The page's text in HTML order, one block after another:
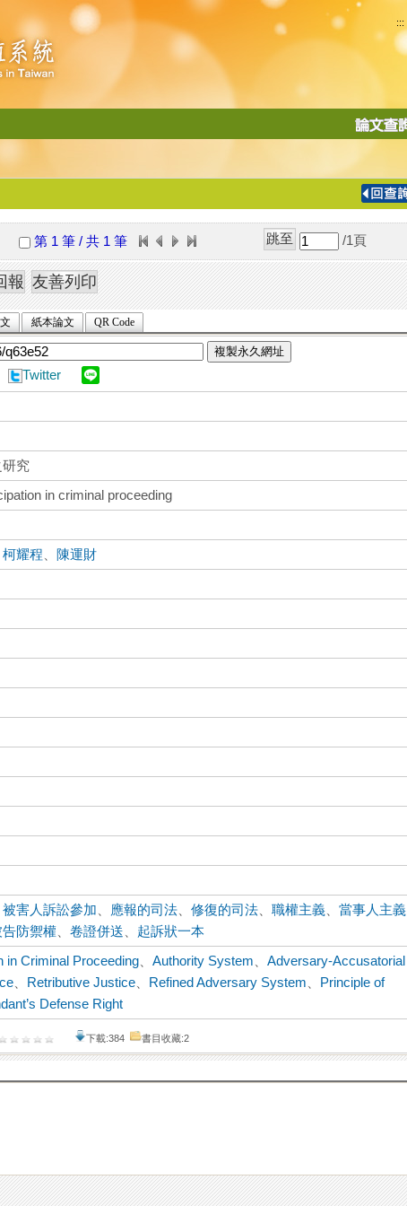
:::
導
第 1 筆 / 共 1 筆 /1 頁
紙本論文 QR Code
複製永久網址
Twitter
研究
in criminal proceeding
柯耀程
陳運財
被害人訴訟參加 應報的司法 、修復的司法 、職權主義 、當事人主義
告防禦權 、卷證併送
起訴狀一本
in Criminal Proceeding 、Authority System 、Adversary-Accusatorial
Retributive Justice Refined Adversary System
Principle of
Defense Right
下載:384 書目收藏:2